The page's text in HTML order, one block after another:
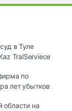
в Туле
TralServiece
по
лет убытков
области на